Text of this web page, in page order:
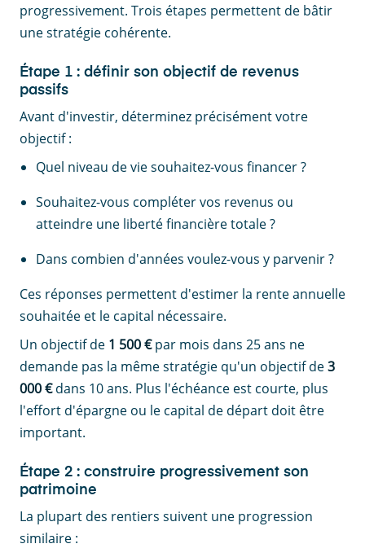
progressivement. Trois étapes permettent de bâtir
une stratégie cohérente.
Étape 1 : définir son objectif de revenus
passifs
Avant d'investir, déterminez précisément votre
objectif :
Quel niveau de vie souhaitez-vous financer ?
Souhaitez-vous compléter vos revenus ou
atteindre une liberté financière totale ?
Dans combien d'années voulez-vous y parvenir ?
Ces réponses permettent d'estimer la rente annuelle
souhaitée et le capital nécessaire.
Un objectif de 1 500 €par mois dans 25 ans ne
demande pas la même stratégie qu'un objectif de3
000 €dans 10 ans. Plus l'échéance est courte, plus
l'effort d'épargne ou le capital de départ doit être
important.
Étape 2 : construire progressivement son
patrimoine
La plupart des rentiers suivent une progression
similaire :